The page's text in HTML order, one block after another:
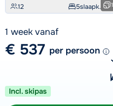
12 5slaapk. 1
1 week vanaf
€ 537 per persoon
Incl. skipas